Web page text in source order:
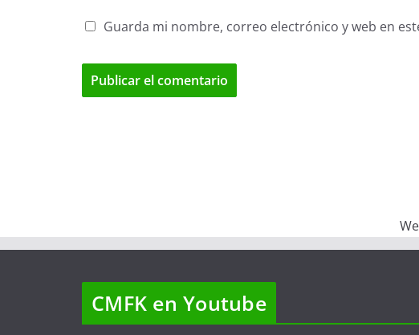
Guarda mi nombre, correo electrónico y web en
CMFK en Youtube